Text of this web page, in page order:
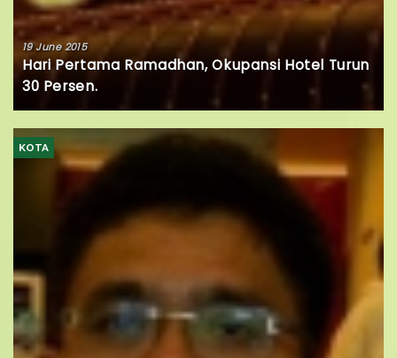
19 June 2015
Hari Pertama Ramadhan, Okupansi Hotel Turun
30 Persen.
KOTA